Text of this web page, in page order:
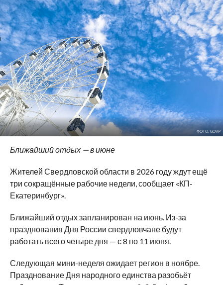
ФОТО: GOVP
Ближайший отдых — в июне
Жителей Свердловской области в 2026 году ждут ещё
три сокращённые рабочие недели, сообщает «КП-
Екатеринбург».
Ближайший отдых запланирован на июнь. Из-за
празднования Дня России свердловчане будут
работать всего четыре дня — с 8 по 11 июня.
Следующая мини-неделя ожидает регион в ноябре.
Празднование Дня народного единства разобьёт